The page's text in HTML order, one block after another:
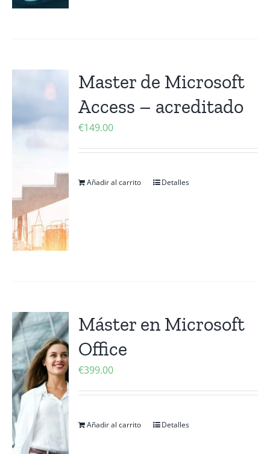
Master de Microsoft
Access – acreditado
€149.00
Añadir al carrito Detalles
Máster en Microsoft
Office
€399.00
Añadir al carrito Detalles